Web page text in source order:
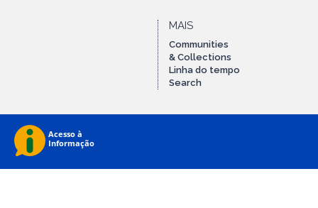
MAIS
Communities
& Collections
Linha do tempo
Search